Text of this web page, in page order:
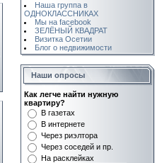
Наша группа в
ОДНОКЛАССНИКАХ
Мы на facebook
ЗЕЛЁНЫЙ КВАДРАТ
Визитка Осетии
Блог о недвижимости
Наши опросы
Как легче найти нужную
квартиру?
В газетах
В интернете
Через риэлтора
Через соседей и пр.
На расклейках